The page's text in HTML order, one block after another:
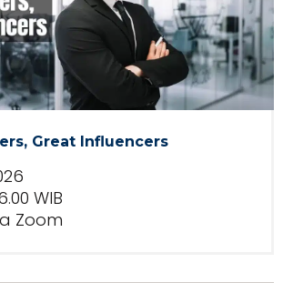
Great Influencers
WIB
Zoom